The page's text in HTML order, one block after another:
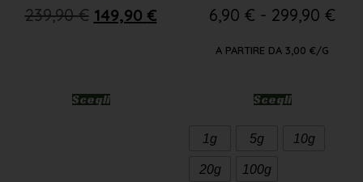
239,90€ 149,90 €
Scegli
6,90 € - 299,90 €
A PARTIRE DA 3,00 €/G
Scegli
1g 5g 10g
20g 100g